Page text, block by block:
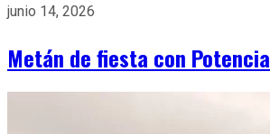
junio 14, 2026
Metán de fiesta con Potencia